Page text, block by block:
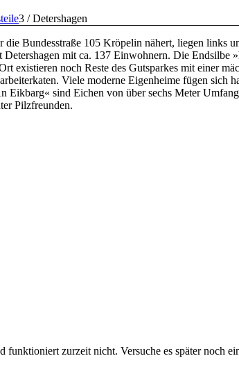
3 / Detershagen
die Bundesstraße 105 Kröpelin nähert, liegen links
mit ca. 137 Einwohnern. Die Endsilbe
existieren noch Reste des Gutsparkes mit einer
Viele moderne Eigenheime fügen sich
Eikbarg« sind Eichen von über sechs Meter
Pilzfreunden.
funktioniert zurzeit nicht. Versuche es später noch